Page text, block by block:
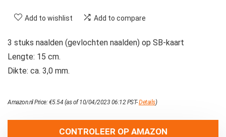
Add to wishlist Add to compare
3 stuks naalden (gevlochten naalden) op SB-kaart
Lengte: 15 cm.
Dikte: ca. 3,0 mm.
Amazon.nl Price:€5.54 (as of 10/04/2023 06:12 PST-Details)
CONTROLEER OP AMAZON